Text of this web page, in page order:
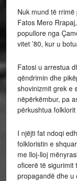
Nuk mund të
Fatos Mero
popullore nga
vitet ’80, kur u
Fatosi u arrestua
qëndrimin dhe
shovinizmit grek e
nëpërkëmbur, pa
përkushtua
I njëjti fat ndoqi
folkloristin e
me lloj-lloj
oficerë të sigurimit
propagandë dhe u